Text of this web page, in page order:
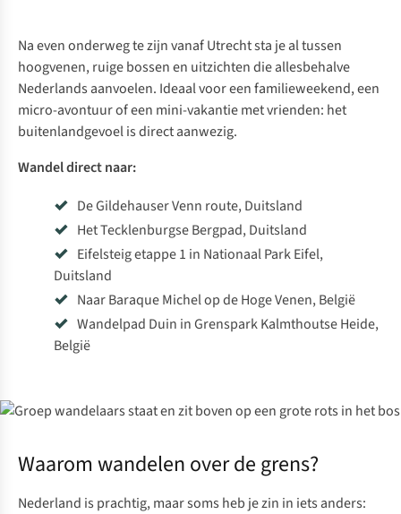
Na even onderweg te zijn vanaf Utrecht sta je al tussen
hoogvenen, ruige bossen en uitzichten die allesbehalve
Nederlands aanvoelen. Ideaal voor een familieweekend, een
micro-avontuurof een mini-vakantie met vrienden: het
buitenlandgevoel is direct aanwezig.
Wandel direct naar:
De Gildehauser Venn route, Duitsland
Het Tecklenburgse Bergpad, Duitsland
Eifelsteig etappe 1 in Nationaal Park Eifel,
Duitsland
Naar Baraque Michel op de Hoge Venen, België
Wandelpad Duin in Grenspark Kalmthoutse Heide,
België
Waarom wandelen over de grens?
Nederland is prachtig, maar soms heb je zin in iets anders: